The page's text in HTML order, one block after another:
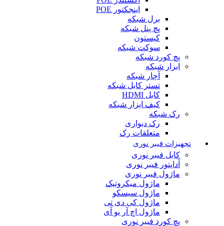
اینجکتور POE
برل شبکه
پچ پنل شبکه
کیستون
سوکت شبکه
پچ کورد شبکه
ابزار شبکه
آچار شبکه
تستر کابل شبکه
کابل HDMI
کیف ابزار شبکه
رک شبکه
رک دیواری
متعلقات رک
تجهیزات فیبر نوری
کابل فیبر نوری
آداپتور فیبر نوری
ماژول فیبر نوری
ماژول میکروتیک
ماژول سیسکو
ماژول کی دی تی
ماژول اچ آر یو آی
پچ کورد فیبر نوری